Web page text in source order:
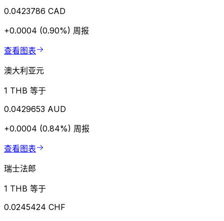
0.0423786 CAD
+0.0004 (0.90%) 周报
查看图表
澳大利亚元
1 THB 等于
0.0429653 AUD
+0.0004 (0.84%) 周报
查看图表
瑞士法郎
1 THB 等于
0.0245424 CHF